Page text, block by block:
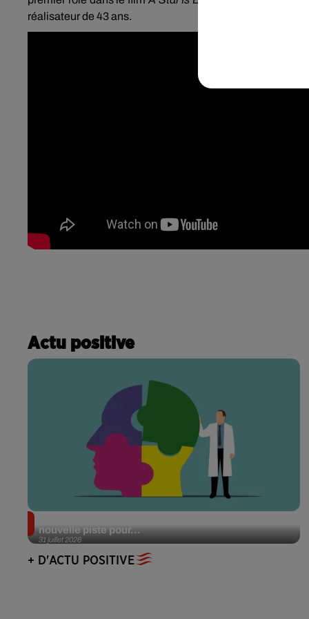
réalisateur de 43 ans.
Actu positive
31 juillet 2026
nouvelle piste pour...
+ D'ACTU POSITIVE